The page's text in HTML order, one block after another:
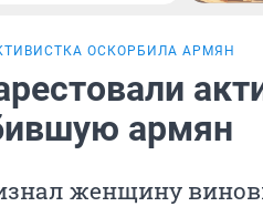
ОСКОРБИЛА АРМЯН
армян
женщину